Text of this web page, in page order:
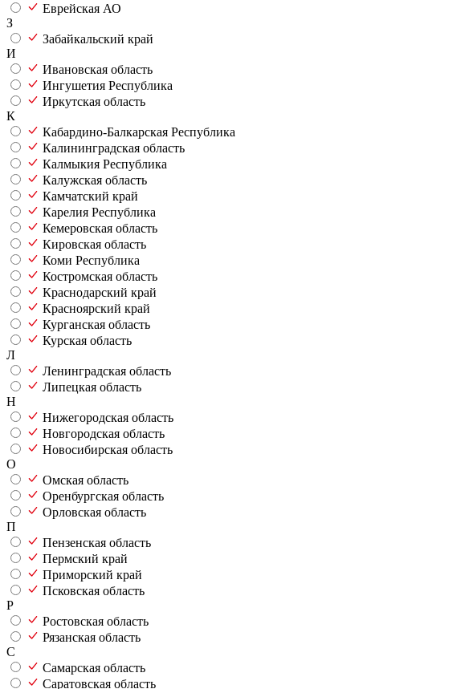
Еврейская АО
З
Забайкальский край
И
Ивановская область
Ингушетия Республика
Иркутская область
К
Кабардино-Балкарская Республика
Калининградская область
Калмыкия Республика
Калужская область
Камчатский край
Карелия Республика
Кемеровская область
Кировская область
Коми Республика
Костромская область
Краснодарский край
Красноярский край
Курганская область
Курская область
Л
Ленинградская область
Липецкая область
Н
Нижегородская область
Новгородская область
Новосибирская область
О
Омская область
Оренбургская область
Орловская область
П
Пензенская область
Пермский край
Приморский край
Псковская область
Р
Ростовская область
Рязанская область
С
Самарская область
Саратовская область